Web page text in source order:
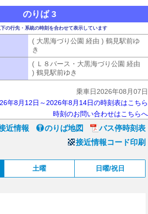
のりば 3
の行先・系統の時刻を合わせて表示しています
( 大黒海づり公園 経由 ) 鶴見駅前ゆ
き
( Ｌ８バース・大黒海づり公園 経由
) 鶴見駅前ゆき
乗車日2026年08月07日
年8月12日～2026年8月14日の時刻表はこちら
時刻のお問い合わせはこちらへ
近情報 のりば地図
バス停時刻表
接近情報コード印刷
土曜 日曜/祝日